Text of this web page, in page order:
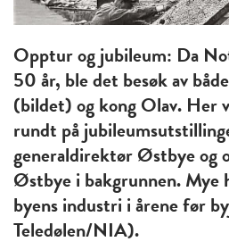
Opptur og jubileum: Da
50 år, ble det besøk av
(bildet) og kong Olav. Her
rundt på
generaldirektør Østbye og
Østbye i bakgrunnen. Mye
byens industri i årene før
Teledølen/NIA).